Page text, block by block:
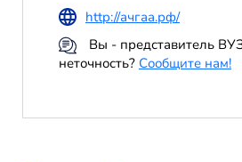
http://ачгаа.рф/
Вы - представитель
неточность? Сообщите нам!